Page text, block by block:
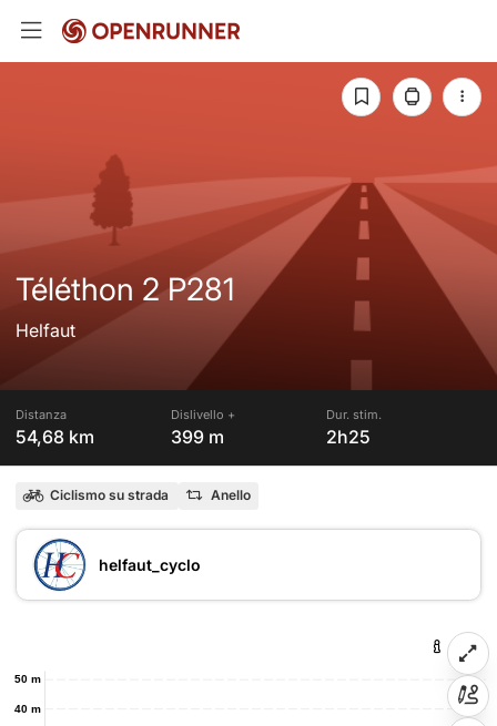
Téléthon 2 P281
Helfaut
Distanza
54,68 km
Dislivello +
399 m
Dur. stim.
2h25
Ciclismo su strada Anello
helfaut_cyclo
40 m
50 m